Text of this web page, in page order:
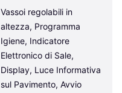
Vassoi regolabili in
altezza, Programma
Igiene, Indicatore
Elettronico di Sale,
Display, Luce Informativa
sul Pavimento, Avvio